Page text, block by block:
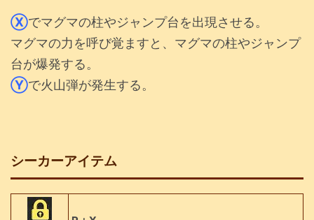
Ⓧでマグマの柱やジャンプ台を出現させる。
マグマの力を呼び覚ますと、マグマの柱やジャンプ
台が爆発する。
Ⓨで火山弾が発生する。
シーカーアイテム